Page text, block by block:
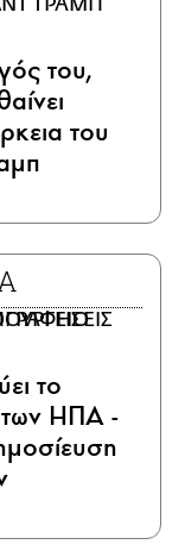
του,
του
το
των ΗΠΑ -